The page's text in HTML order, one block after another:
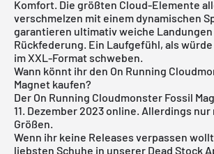
Komfort. Die größten Cloud-Elemente
verschmelzen mit einem dynamischen
garantieren ultimativ weiche Landungen
Rückfederung. Ein Laufgefühl, als würde
im XXL-Format schweben.
Wann könnt ihr den On Running
Magnet kaufen?
Der On Running Cloudmonster Fossil
11. Dezember 2023 online. Allerdings
Größen.
Wenn ihr keine Releases verpassen
liebsten Schuhe in unserer Dead Stock